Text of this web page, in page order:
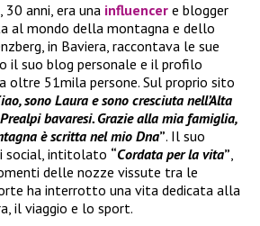
anni, era una influencer e blogger
al mondo della montagna e dello
in Baviera, raccontava le sue
il suo blog personale e il profilo
oltre 51mila persone. Sul proprio sito
sono Laura e sono cresciuta nell’Alta
bavaresi. Grazie alla mia famiglia,
è scritta nel mio Dna”. Il suo
social, intitolato “Cordata per la vita”,
delle nozze vissute tra le
ha interrotto una vita dedicata alla
il viaggio e lo sport.